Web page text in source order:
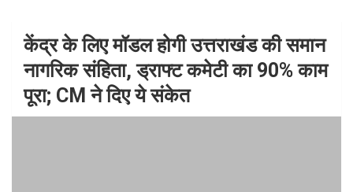
केंद्र के लिए मॉडल होगी उत्तराखंड की समान
नागरिक संहिता, ड्राफ्ट कमेटी का 90% काम
पूरा; CM ने दिए ये संकेत